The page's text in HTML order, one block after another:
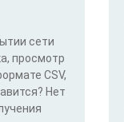
сети
просмотр
CSV,
Нет